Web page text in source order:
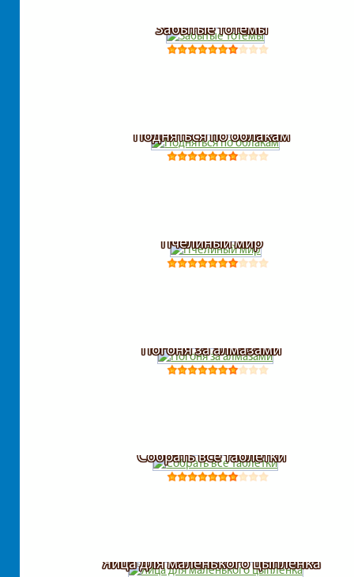
Забытые тотемы
Подняться по облакам
Пчелиный мир
Погоня за алмазами
Собрать все таблетки
Яйца для маленького цыпленка